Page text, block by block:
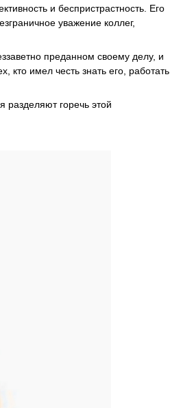
и беспристрастность. Его
уважение коллег,
преданном своему делу, и
кто имел честь знать его, работать
разделяют горечь этой